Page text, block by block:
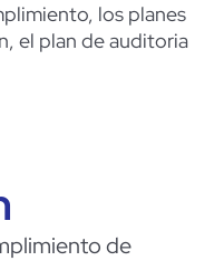
los planes
el plan de auditoria
de